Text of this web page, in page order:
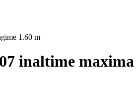
1.60 m
inaltime